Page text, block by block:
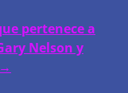
pertenece a
Nelson y